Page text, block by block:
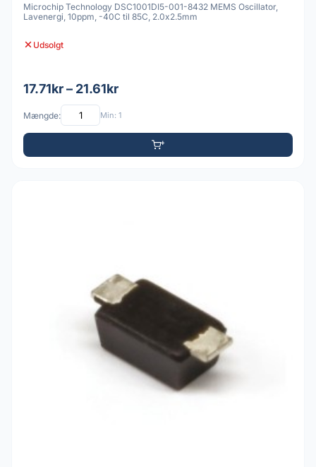
Microchip Technology DSC1001DI5-001-8432 MEMS Oscillator,
Lavenergi, 10ppm, -40C til 85C, 2.0x2.5mm
Udsolgt
17.71kr – 21.61kr
Mængde: Min: 1